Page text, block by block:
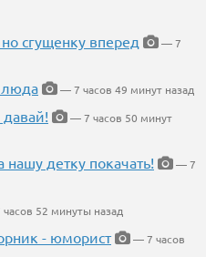
сгущенку вперед
— 7
— 7 часов 49 минут назад
давай!
— 7 часов 50 минут
детку покачать!
— 7
52 минуты назад
- юморист
— 7 часов